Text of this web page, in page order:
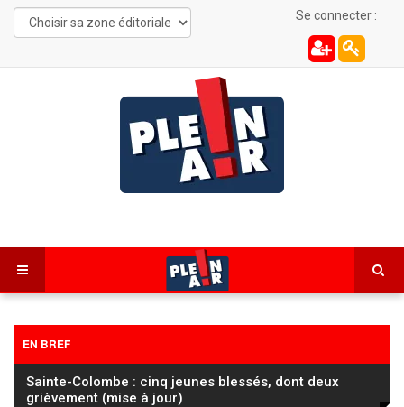
Se connecter :
EN BREF
Sainte-Colombe : cinq jeunes blessés, dont deux
grièvement (mise à jour)